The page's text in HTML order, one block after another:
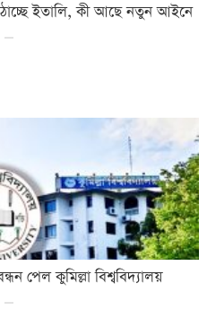
ইতালি, কী আছে নতুন আইনে
পেল কুমিল্লা বিশ্ববিদ্যালয়